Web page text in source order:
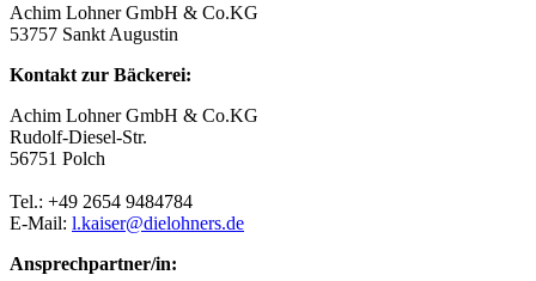
Achim Lohner GmbH & Co.KG
53757 Sankt Augustin
Kontakt zur Bäckerei:
Achim Lohner GmbH & Co.KG
Rudolf-Diesel-Str.
56751 Polch
Tel.: +49 2654 9484784
E-Mail: l.kaiser@dielohners.de
Ansprechpartner/in: